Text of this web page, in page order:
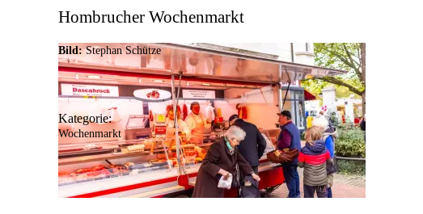
Hombrucher Wochenmarkt
Bild: Stephan Schütze
Kategorie:
Wochenmarkt